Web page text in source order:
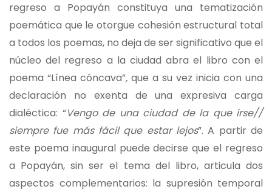
regreso a Popayán constituya una tematización
poemática que le otorgue cohesión estructural total
a todos los poemas, no deja de ser significativo que el
núcleo del regreso a la ciudad abra el libro con el
poema “Línea cóncava”, que a su vez inicia con una
declaración no exenta de una expresiva carga
dialéctica: “Vengo de una ciudad de la que irse//
siempre fue más fácil que estar lejos”. A partir de
este poema inaugural puede decirse que el regreso
a Popayán, sin ser el tema del libro, articula dos
aspectos complementarios: la supresión temporal